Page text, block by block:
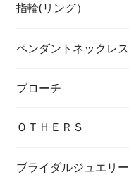
指輪(リング）
ペンダントネックレス
ブローチ
ＯＴＨＥＲＳ
ブライダルジュエリー